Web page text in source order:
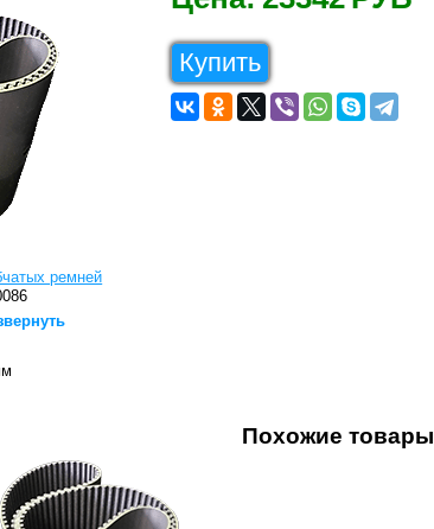
Купить
ремней
Похожие товары